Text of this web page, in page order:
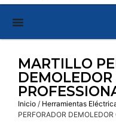
MARTILLO
Inicio / Herramientas
PERFORADOR